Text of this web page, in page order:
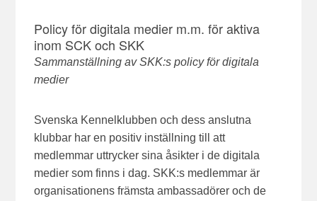
Policy för digitala medier m.m. för aktiva
inom SCK och SKK
Sammanställning av SKK:s policy för digitala
medier
Svenska Kennelklubben och dess anslutna
klubbar har en positiv inställning till att
medlemmar uttrycker sina åsikter i de digitala
medier som finns i dag. SKK:s medlemmar är
organisationens främsta ambassadörer och de